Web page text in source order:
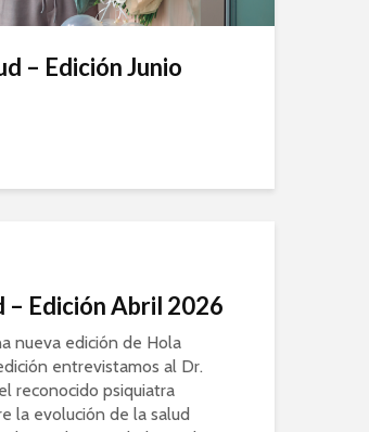
– Edición Junio
– Edición Abril 2026
nueva edición de Hola
entrevistamos al Dr.
reconocido psiquiatra
la evolución de la salud